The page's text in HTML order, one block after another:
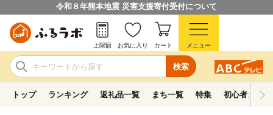
令和８年熊本地震 災害支援寄付受付について
検索
上限額 お気に入り カート メニュー
トップ ランキング 返礼品一覧 まち一覧 特集 初心者ガイド